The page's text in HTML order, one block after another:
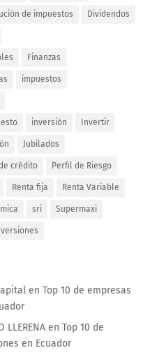
de impuestos Dividendos
Finanzas
impuestos
inversión Invertir
Jubilados
crédito Perfil de Riesgo
Renta fija Renta Variable
sri Supermaxi
en Top 10 de empresas
LLERENAen Top 10 de
en Ecuador